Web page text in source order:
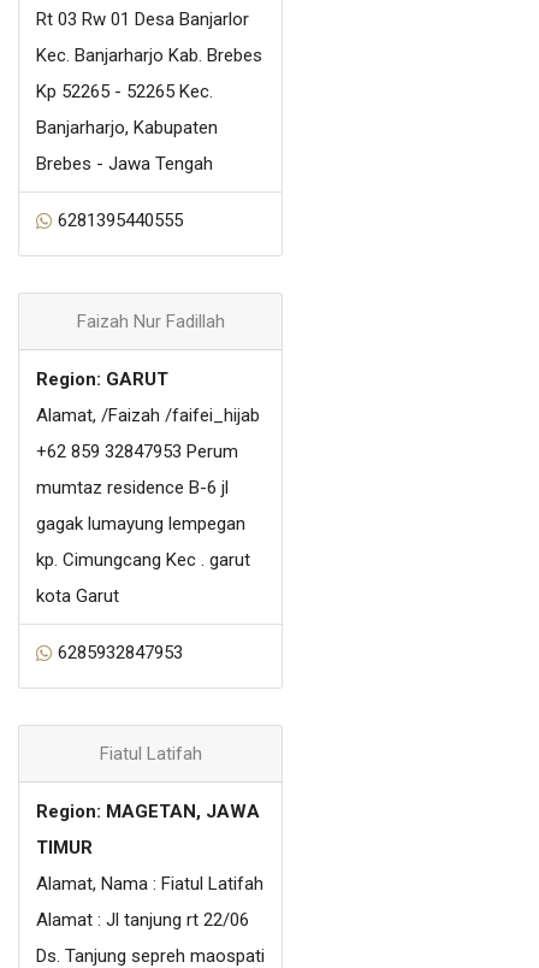
Rt 03 Rw 01 Desa Banjarlor
Kec. Banjarharjo Kab. Brebes
Kp 52265 - 52265 Kec.
Banjarharjo, Kabupaten
Brebes - Jawa Tengah
6281395440555
Faizah Nur Fadillah
Region: GARUT
Alamat, /Faizah /faifei_hijab
+62 859 32847953 Perum
mumtaz residence B-6 jl
gagak lumayung lempegan
kp. Cimungcang Kec . garut
kota Garut
6285932847953
Fiatul Latifah
Region: MAGETAN, JAWA
TIMUR
Alamat, Nama : Fiatul Latifah
Alamat : Jl tanjung rt 22/06
Ds. Tanjung sepreh maospati